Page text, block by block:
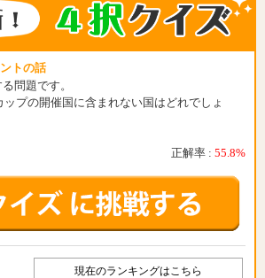
トの話
問題です。
ップの開催国に含まれない国はどれでしょ
正解率 : 55.8%
現在のランキングはこちら